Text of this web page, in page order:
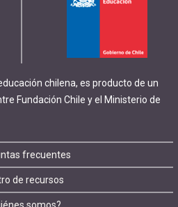
chilena, es producto de un
Fundación Chile y el Ministerio de
frecuentes
de recursos